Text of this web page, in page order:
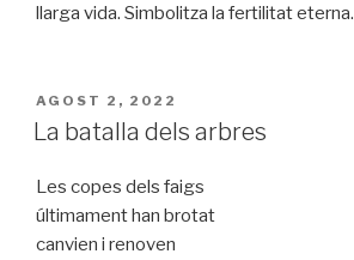
llarga vida. Simbolitza la fertilitat eterna.
PUBLICAT
A
AGOST 2, 2022
La batalla dels arbres
Les copes dels faigs
últimament han brotat
canvien i renoven